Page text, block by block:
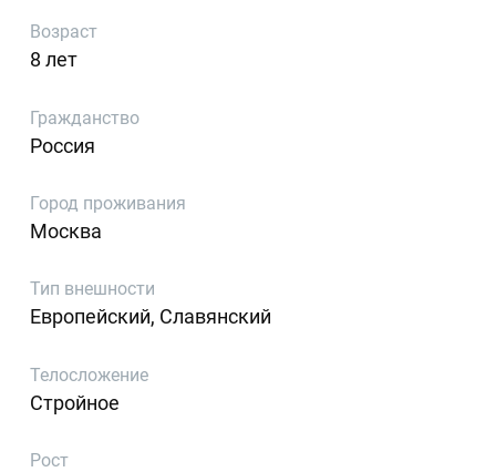
Возраст
8 лет
Гражданство
Россия
Город проживания
Москва
Тип внешности
Европейский, Славянский
Телосложение
Стройное
Рост